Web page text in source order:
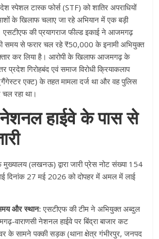
स्पेशल टास्क फोर्स (STF) को शातिर अपराधियों
के खिलाफ चलाए जा रहे अभियान में एक बड़ी
एसटीएफ की प्रयागराज फील्ड इकाई ने आजमगढ़
समय से फरार चल रहे ₹50,000 के इनामी अभियुक्त
कर लिया है। आरोपी के खिलाफ आजमगढ़ के
प्रदेश गिरोहबंद एवं समाज विरोधी क्रियाकलाप
एक्ट) के तहत मामला दर्ज था और वह पुलिस
रहा था।
नेशनल हाईवे के पास से
(लखनऊ) द्वारा जारी प्रेस नोट संख्या 154
दिनांक 27 मई 2026 को दोपहर में अमल में लाई
और स्थान: एसटीएफ की टीम ने अभियुक्त अब्दुल
वाराणसी नेशनल हाईवे पर बिंद्रा बाजार कट
के सामने पक्की सड़क (थाना क्षेत्र गंभीरपुर, जनपद